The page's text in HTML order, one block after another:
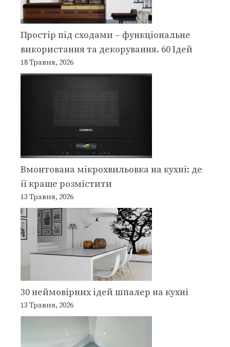
Простір під сходами – функціональне
використання та декорування. 60 Ідей
18 Травня, 2026
Вмонтована мікрохвильовка на кухні: де
її краще розмістити
13 Травня, 2026
30 неймовірних ідей шпалер на кухні
13 Травня, 2026